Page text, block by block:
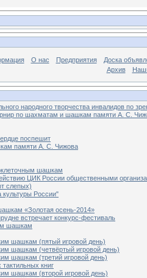
О нас Предприятия
Доска
Архив
народного творчества инвалидов по
по шахматам и шашкам памяти А. С.
поспешит
памяти А. С. Чижова
шашкам
ЦИК России общественными
слепых)
культуры России"
«Золотая осень-2014»
встречает конкурс-фестиваль
шашкам
шашкам (пятый игровой день)
шашкам (четвёртый игровой день)
шашкам (третий игровой день)
книг
шашкам (второй игровой день)